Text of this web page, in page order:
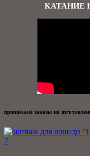
КАТАНИЕ
принимаем заказы на